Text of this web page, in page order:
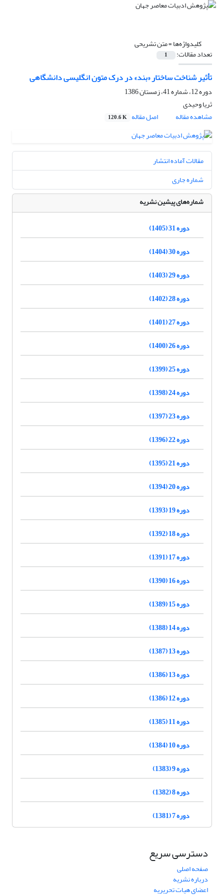
کلیدواژه‌ها =متن تشریحی
تعداد مقالات: 1
تأثیر شناخت ساختار «بند» در درک متون انگلیسی دانشگاهی
دوره 12، شماره 41، زمستان 1386
ثریا وحیدی
مشاهده مقاله
اصل مقاله 120.6 K
مقالات آماده انتشار
شماره جاری
شماره‌های پیشین نشریه
دوره 31 (1405)
دوره 30 (1404)
دوره 29 (1403)
دوره 28 (1402)
دوره 27 (1401)
دوره 26 (1400)
دوره 25 (1399)
دوره 24 (1398)
دوره 23 (1397)
دوره 22 (1396)
دوره 21 (1395)
دوره 20 (1394)
دوره 19 (1393)
دوره 18 (1392)
دوره 17 (1391)
دوره 16 (1390)
دوره 15 (1389)
دوره 14 (1388)
دوره 13 (1387)
دوره 13 (1386)
دوره 12 (1386)
دوره 11 (1385)
دوره 10 (1384)
دوره 9 (1383)
دوره 8 (1382)
دوره 7 (1381)
دسترسی سریع
صفحه اصلی
درباره نشریه
اعضای هیات تحریریه